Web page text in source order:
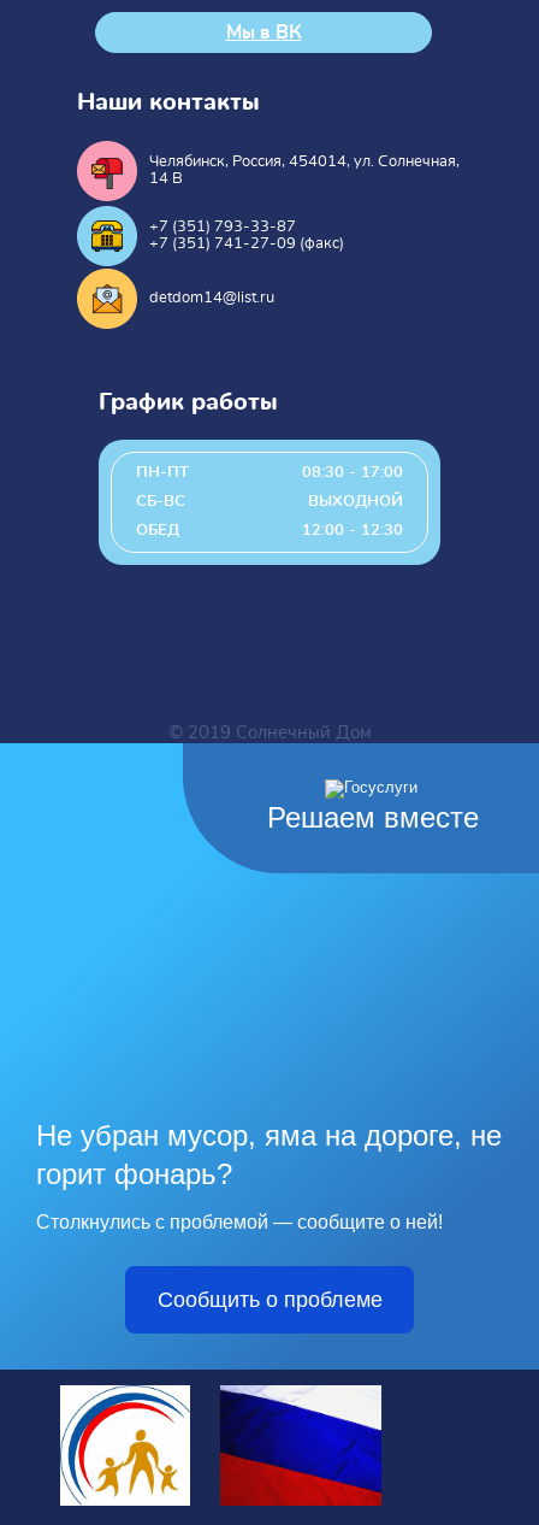
Мы в ВК
Наши контакты
Челябинск, Россия, 454014, ул. Солнечная,
14 В
+7 (351) 793-33-87
+7 (351) 741-27-09 (факс)
detdom14@list.ru
График работы
ПН-ПТ
08:30 - 17:00
СБ-ВС
ВЫХОДНОЙ
ОБЕД
12:00 - 12:30
© 2019 Солнечный Дом
Решаем вместе
Не убран мусор, яма на дороге, не
горит фонарь?
Столкнулись с проблемой — сообщите о ней!
Сообщить о проблеме